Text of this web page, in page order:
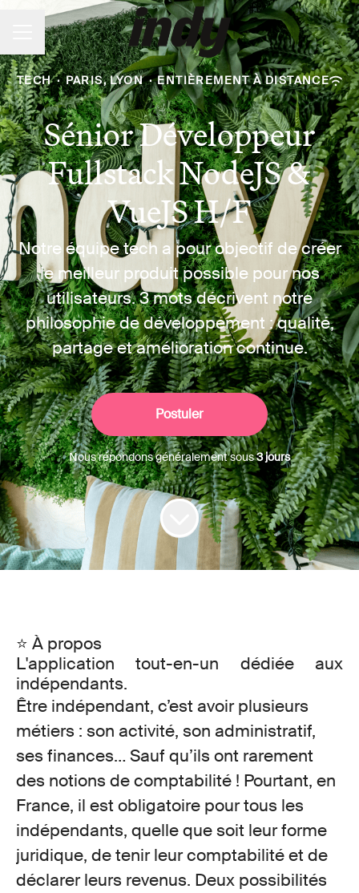
Menu carrière
TECH · PARIS, LYON · ENTIÈREMENT À DISTANCE
Sénior Développeur
Fullstack NodeJS &
VueJS H/F
Notre équipe tech a pour objectif de créer
le meilleur produit possible pour nos
utilisateurs. 3 mots décrivent notre
philosophie de développement : qualité,
partage et amélioration continue.
Postuler
Nous répondons généralement sous3 jours
⭐ À propos
L'application tout-en-un dédiée aux
indépendants.
Être indépendant, c’est avoir plusieurs
métiers : son activité, son administratif,
ses finances… Sauf qu’ils ont rarement
des notions de comptabilité ! Pourtant, en
France, il est obligatoire pour tous les
indépendants, quelle que soit leur forme
juridique, de tenir leur comptabilité et de
déclarer leurs revenus. Deux possibilités